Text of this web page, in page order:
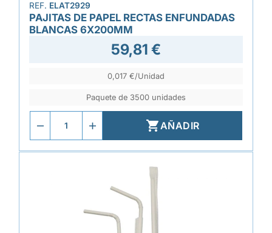
REF. ELAT2929
PAJITAS DE PAPEL RECTAS ENFUNDADAS
BLANCAS 6X200MM
59,81 €
0,017 €/Unidad
Paquete de 3500 unidades
AÑADIR